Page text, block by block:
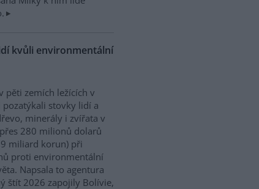
kvůli environmentální
pěti zemích ležících v
pozatýkali stovky lidí a
minerály i zvířata v
280 milionů dolarů
miliard korun) při
proti environmentální
Napsala to agentura
štít 2026 zapojily Bolívie,